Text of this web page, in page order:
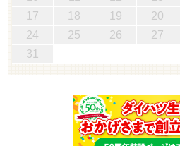
17
18 19 20
24
25 26 27
31